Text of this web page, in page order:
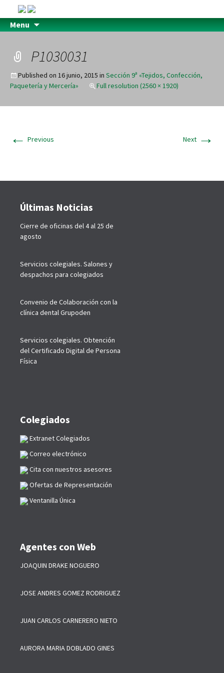
Menu
P1030031
Published on 16 junio, 2015 in Sección 9ª «Tejidos, Confección,
Paquetería y Mercería»
Full resolution (2560 × 1920)
← Previous Next →
Últimas Noticias
Cierre de oficinas del 4 al 25 de
agosto
Servicios colegiales. Salones y
despachos para colegiados
Convenio de Colaboración con la
clínica dental Grupoden
Servicios colegiales. Obtención
del Certificado Digital de Persona
Física
Colegiados
Extranet Colegiados
Correo electrónico
Cita con nuestros asesores
Ofertas de Representación
Ventanilla Única
Agentes con Web
JOAQUIN DRAKE NOGUERO
JOSE ANDRES GOMEZ RODRIGUEZ
JUAN CARLOS CARNERERO NIETO
AURORA MARIA DOBLADO GINES